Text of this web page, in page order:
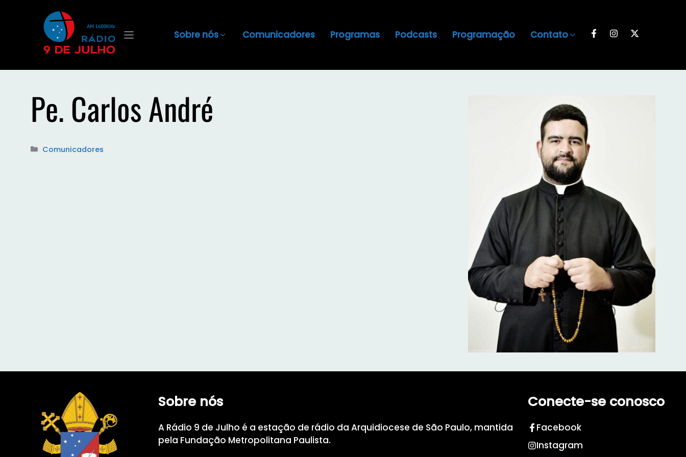
Sobre nós Comunicadores Programas Podcasts Programação Contato
Pe. Carlos André
Categorias
Comunicadores
Sobre nós
A Rádio 9 de Julho é a estação de rádio da Arquidiocese de São Paulo, mantida
pela Fundação Metropolitana Paulista.
Conecte-se conosco
Facebook
Instagram